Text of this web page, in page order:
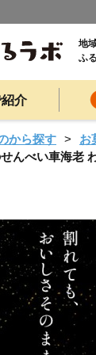
地
ふ
介
から探す お
んべい車海老